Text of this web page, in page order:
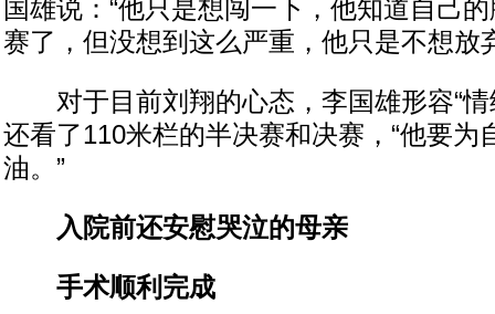
国雄说：“他只是想闯一下，他知道自己
赛了，但没想到这么严重，他只是不想放
对于目前刘翔的心态，李国雄形容“情
还看了110米栏的半决赛和决赛，“他要为
油。”
入院前还安慰哭泣的母亲
手术顺利完成